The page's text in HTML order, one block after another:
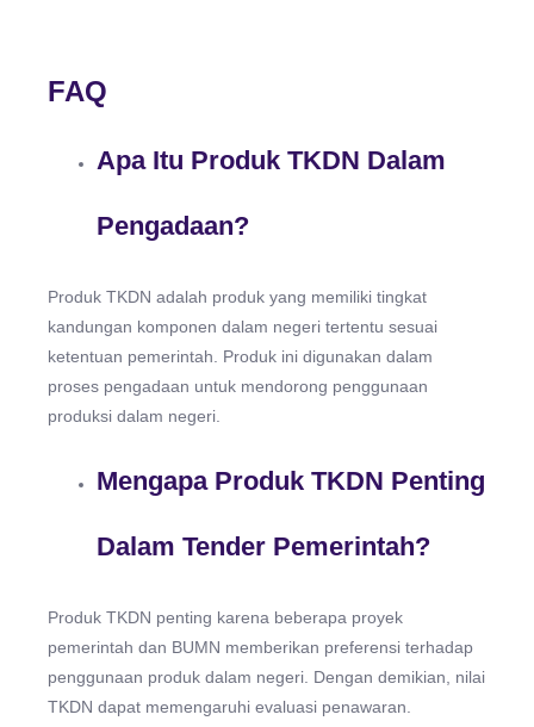
FAQ
Apa Itu Produk TKDN Dalam
Pengadaan?
Produk TKDN adalah produk yang memiliki tingkat
kandungan komponen dalam negeri tertentu sesuai
ketentuan pemerintah. Produk ini digunakan dalam
proses pengadaan untuk mendorong penggunaan
produksi dalam negeri.
Mengapa Produk TKDN Penting
Dalam Tender Pemerintah?
Produk TKDN penting karena beberapa proyek
pemerintah dan BUMN memberikan preferensi terhadap
penggunaan produk dalam negeri. Dengan demikian, nilai
TKDN dapat memengaruhi evaluasi penawaran.